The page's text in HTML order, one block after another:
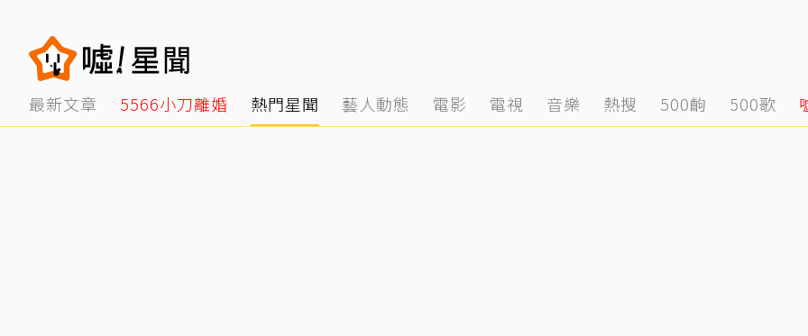
最新文章 5566小刀離婚 熱門星聞 藝人動態 電影 電視 音樂 熱搜 500齣 500歌